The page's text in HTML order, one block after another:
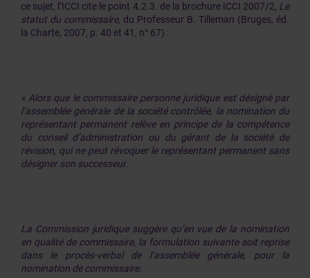
ce sujet, l’ICCI cite le point 4.2.3. de la brochure ICCI 2007/2, Le
statut du commissaire, du Professeur B. Tilleman (Bruges, éd.
la Charte, 2007, p. 40 et 41, n° 67) :
« Alors que le commissaire personne juridique est désigné par
l’assemblée générale de la société contrôlée, la nomination du
représentant permanent relève en principe de la compétence
du conseil d’administration ou du gérant de la société de
révision, qui ne peut révoquer le représentant permanent sans
désigner son successeur.
La Commission juridique suggère qu’en vue de la nomination
en qualité de commissaire, la formulation suivante soit reprise
dans le procès-verbal de l’assemblée générale, pour la
nomination de commissaire: